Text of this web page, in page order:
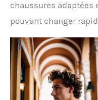
chaussures adaptées
pouvant changer